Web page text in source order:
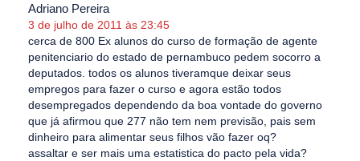
Adriano Pereira
3 de julho de 2011 às 23:45
cerca de 800 Ex alunos do curso de formação de agente
penitenciario do estado de pernambuco pedem socorro a
deputados. todos os alunos tiveramque deixar seus
empregos para fazer o curso e agora estão todos
desempregados dependendo da boa vontade do governo
que já afirmou que 277 não tem nem previsão, pais sem
dinheiro para alimentar seus filhos vão fazer oq?
assaltar e ser mais uma estatistica do pacto pela vida?